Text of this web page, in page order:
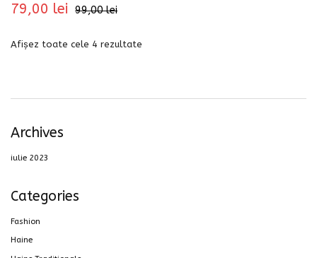
99,00lei
79,00 lei
Afișez toate cele 4 rezultate
Archives
iulie 2023
Categories
Fashion
Haine